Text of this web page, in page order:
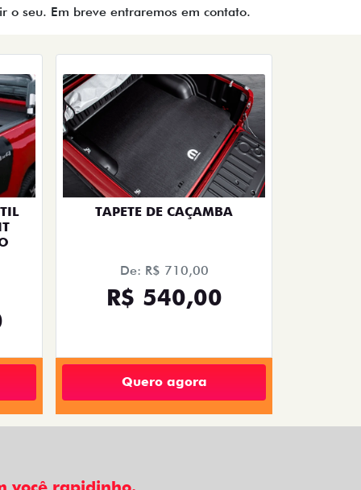
o seu. Em breve entraremos em contato.
TAPETE DE CAÇAMBA
De: R$ 710,00
R$ 540,00
Quero agora